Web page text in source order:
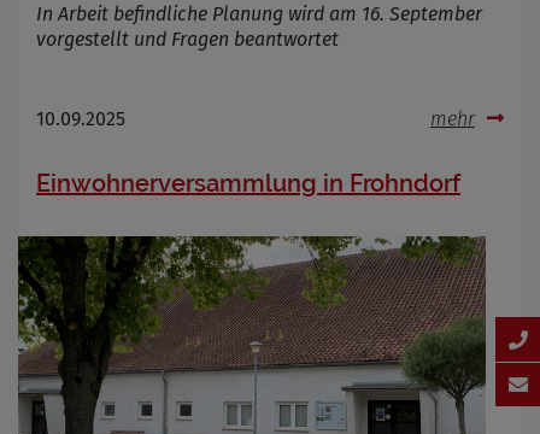
In Arbeit befindliche Planung wird am 16. September
vorgestellt und Fragen beantwortet
10.09.2025 mehr
Einwohnerversammlung in Frohndorf